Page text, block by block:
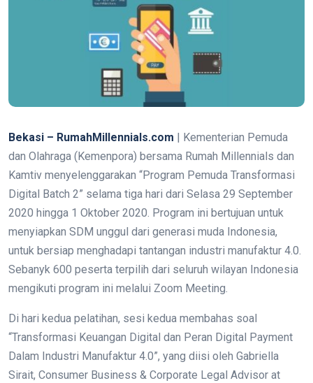
Bekasi – RumahMillennials.com
| Kementerian Pemuda
dan Olahraga (Kemenpora) bersama Rumah Millennials dan
Kamtiv menyelenggarakan “Program Pemuda Transformasi
Digital Batch 2” selama tiga hari dari Selasa 29 September
2020 hingga 1 Oktober 2020. Program ini bertujuan untuk
menyiapkan SDM unggul dari generasi muda Indonesia,
untuk bersiap menghadapi tantangan industri manufaktur 4.0.
Sebanyk 600 peserta terpilih dari seluruh wilayan Indonesia
mengikuti program ini melalui Zoom Meeting.
Di hari kedua pelatihan, sesi kedua membahas soal
“Transformasi Keuangan Digital dan Peran Digital Payment
Dalam Industri Manufaktur 4.0”, yang diisi oleh Gabriella
Sirait, Consumer Business & Corporate Legal Advisor at